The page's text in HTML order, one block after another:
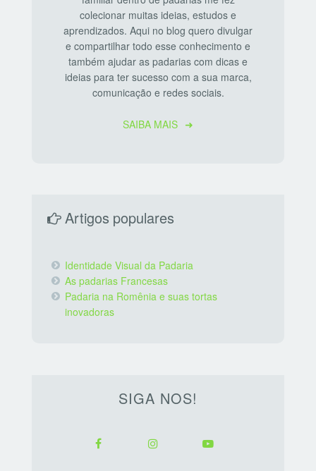
colecionar muitas ideias, estudos e
aprendizados. Aqui no blog quero divulgar
e compartilhar todo esse conhecimento e
também ajudar as padarias com dicas e
ideias para ter sucesso com a sua marca,
comunicação e redes sociais.
SAIBA MAIS
Artigos populares
Identidade Visual da Padaria
As padarias Francesas
Padaria na Romênia e suas tortas
inovadoras
SIGA NOS!